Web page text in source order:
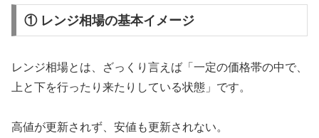
① レンジ相場の基本イメージ
レンジ相場とは、ざっくり言えば「一定の価格帯の中で、
上と下を行ったり来たりしている状態」です。
高値が更新されず、安値も更新されない。